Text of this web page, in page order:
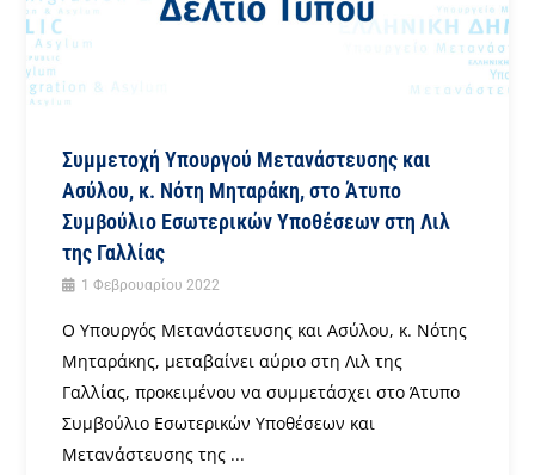
Συμμετοχή Υπουργού Μετανάστευσης και
Ασύλου, κ. Νότη Μηταράκη, στο Άτυπο
Συμβούλιο Εσωτερικών Υποθέσεων στη Λιλ
της Γαλλίας
1 Φεβρουαρίου 2022
O Υπουργός Μετανάστευσης και Ασύλου, κ. Νότης
Μηταράκης, μεταβαίνει αύριο στη Λιλ της
Γαλλίας, προκειμένου να συμμετάσχει στο Άτυπο
Συμβούλιο Εσωτερικών Υποθέσεων και
Μετανάστευσης της ...